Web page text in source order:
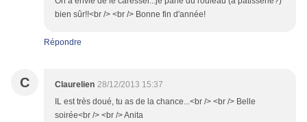
bien sûr!!<br /> <br /> Bonne fin d'année!
Répondre
C Claurelien 28/12/2013 15:37
IL est très doué, tu as de la chance...<br /> <br /> Belle
soirée<br /> <br /> Anita